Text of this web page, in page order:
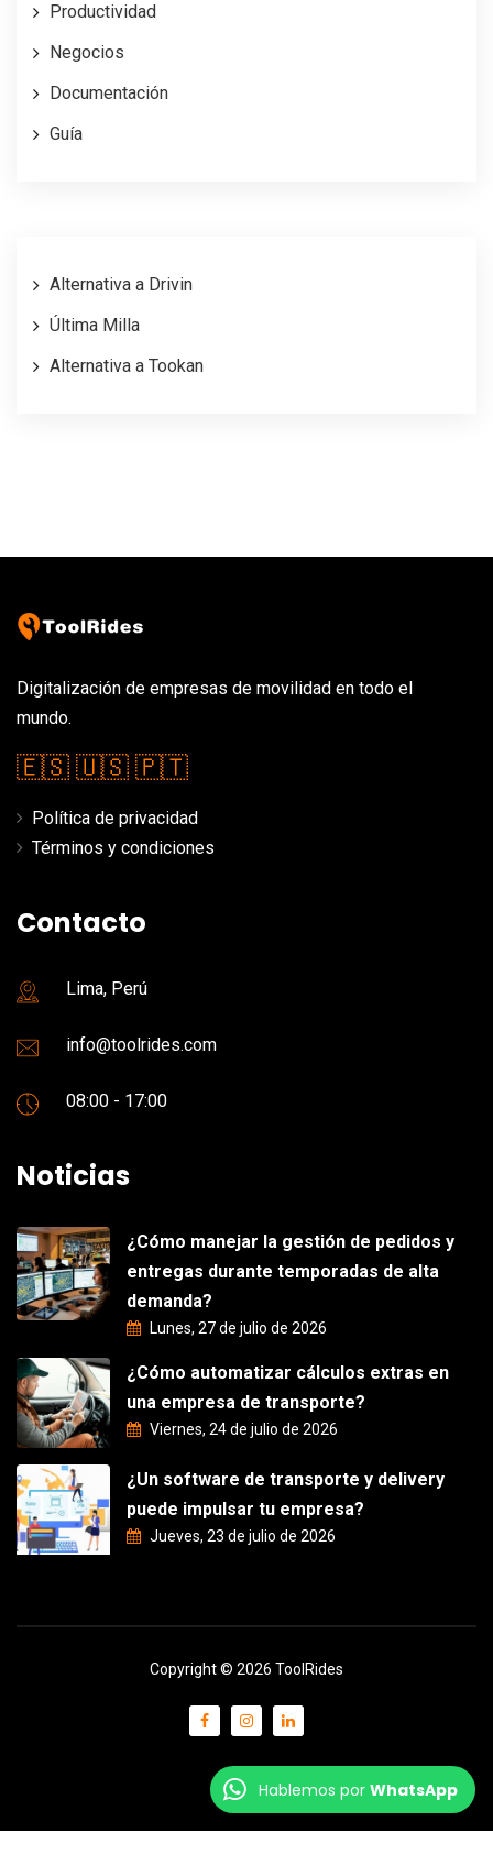
Productividad
Negocios
Documentación
Guía
Alternativa a Drivin
Última Milla
Alternativa a Tookan
Digitalización de empresas de movilidad en todo el
mundo.
🇪🇸 🇺🇸 🇵🇹
Política de privacidad
Términos y condiciones
Contacto
Lima, Perú
info@toolrides.com
08:00 - 17:00
Noticias
¿Cómo manejar la gestión de pedidos y
entregas durante temporadas de alta
demanda?
Lunes, 27 de julio de 2026
¿Cómo automatizar cálculos extras en
una empresa de transporte?
Viernes, 24 de julio de 2026
¿Un software de transporte y delivery
puede impulsar tu empresa?
Jueves, 23 de julio de 2026
Copyright © 2026 ToolRides
Hablemos por WhatsApp